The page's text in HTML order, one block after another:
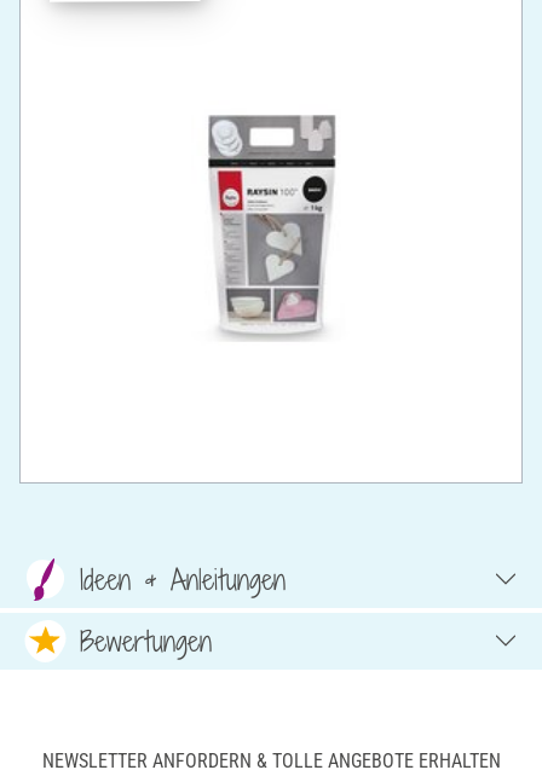
Ideen & Anleitungen
Bewertungen
NEWSLETTER ANFORDERN & TOLLE ANGEBOTE ERHALTEN